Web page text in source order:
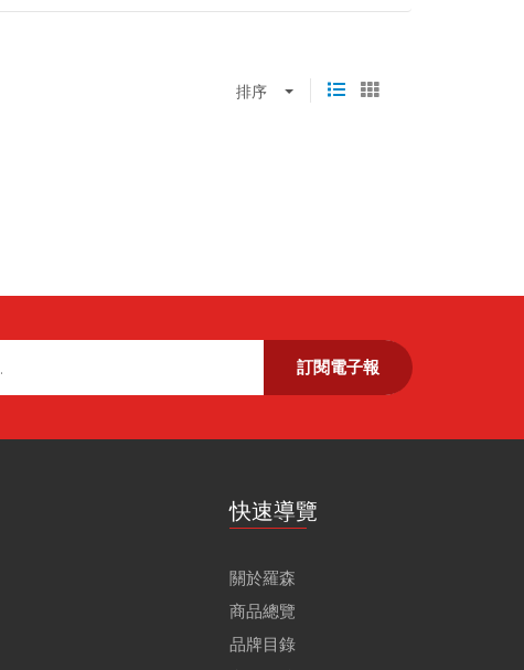
排序
訂閱電子報
快速導覽
關於羅森
商品總覽
品牌目錄